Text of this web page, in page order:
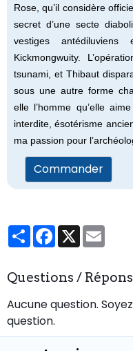
Rose, qu’il considère
secret d’une secte
vestiges
Kickmongwuity.
tsunami, et Thibaut
sous une autre forme
elle l’homme qu’elle
interdite, ésotérisme
ma passion pour
Commander
PartagerFacebook
X
Questions /
Aucune question.
question.